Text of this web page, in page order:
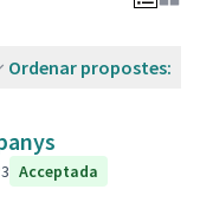
Ordenar propostes:
3 Acceptada